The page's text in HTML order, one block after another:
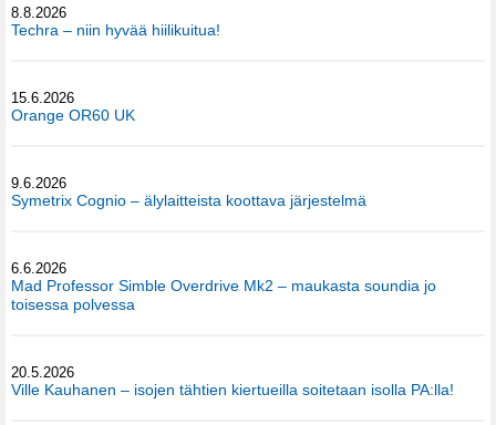
8.8.2026
Techra – niin hyvää hiilikuitua!
15.6.2026
Orange OR60 UK
9.6.2026
Symetrix Cognio – älylaitteista koottava järjestelmä
6.6.2026
Mad Professor Simble Overdrive Mk2 – maukasta soundia jo
toisessa polvessa
20.5.2026
Ville Kauhanen – isojen tähtien kiertueilla soitetaan isolla PA:lla!